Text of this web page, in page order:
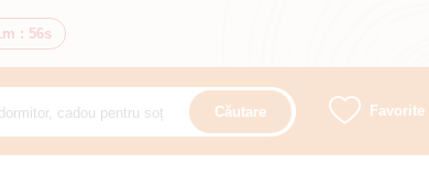
: 55s
Căutare Favorite